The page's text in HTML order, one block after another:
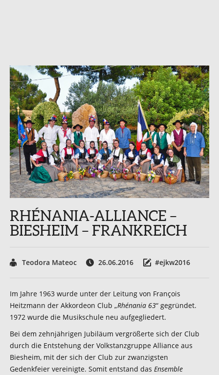
RHÉNANIA-ALLIANCE –
BIESHEIM – FRANKREICH
Teodora Mateoc 26.06.2016 #ejkw2016
Im Jahre 1963 wurde unter der Leitung von François
Heitzmann der Akkordeon Club „Rhénania 63“ gegründet.
1972 wurde die Musikschule neu aufgegliedert.
Bei dem zehnjährigen Jubiläum vergrößerte sich der Club
durch die Entstehung der Volkstanzgruppe Alliance aus
Biesheim, mit der sich der Club zur zwanzigsten
Gedenkfeier vereinigte. Somit entstand das Ensemble